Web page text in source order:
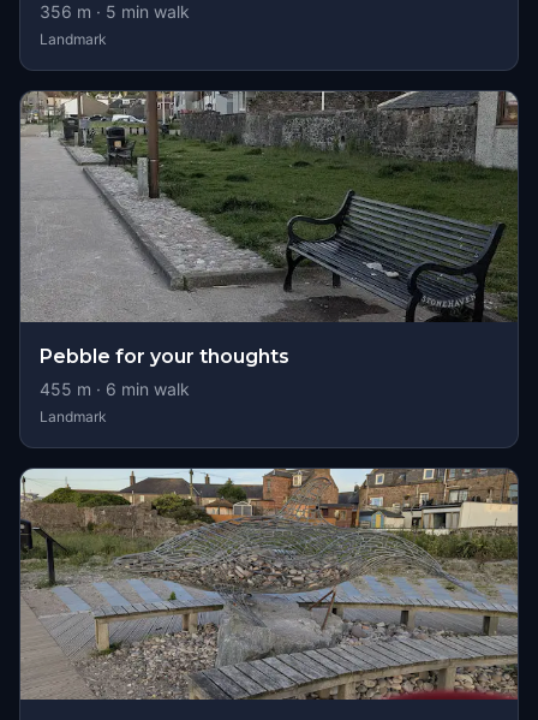
356 m · 5 min walk
Landmark
Pebble for your thoughts
455 m · 6 min walk
Landmark